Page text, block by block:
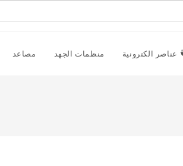
عناصر الكترونية منظمات الجهد مصاعد